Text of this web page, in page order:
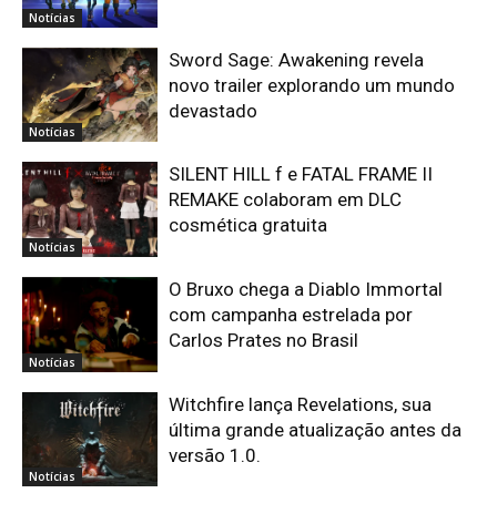
Notícias
Notícias
Sword Sage: Awakening revela
novo trailer explorando um mundo
devastado
Notícias
SILENT HILL f e FATAL FRAME II
REMAKE colaboram em DLC
cosmética gratuita
Notícias
O Bruxo chega a Diablo Immortal
com campanha estrelada por
Carlos Prates no Brasil
Notícias
Witchfire lança Revelations, sua
última grande atualização antes da
versão 1.0.